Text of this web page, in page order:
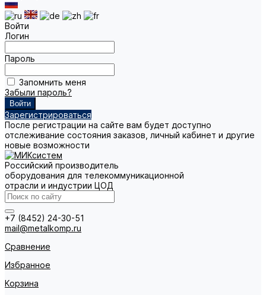
Войти
Логин
Пароль
Запомнить меня
Забыли пароль?
Зарегистрироваться
После регистрации на сайте вам будет доступно
отслеживание состояния заказов, личный кабинет и другие
новые возможности
Российский производитель
оборудования для телекоммуникационной
отрасли и индустрии ЦОД
+7 (8452) 24-30-51
mail@metalkomp.ru
Сравнение
Избранное
Корзина